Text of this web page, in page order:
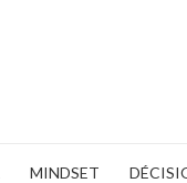
MINDSET